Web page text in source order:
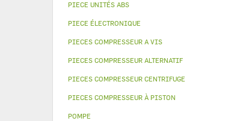
PIECE UNITÉS ABS
PIECE ÉLECTRONIQUE
PIECES COMPRESSEUR A VIS
PIECES COMPRESSEUR ALTERNATIF
PIECES COMPRESSEUR CENTRIFUGE
PIECES COMPRESSEUR À PISTON
POMPE